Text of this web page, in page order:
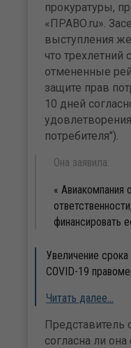
прокуратуры,
«ПРАВО.ru».
выступления
что трехлетний
отмененные
защите прав
10 дней
потребителя").
Она заявила:
Авиакомпания
финансировать
Увеличение
COVID-19
Читать далее…
Представитель
согласна ли